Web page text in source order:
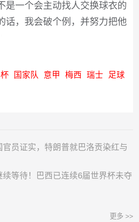
是一个会主动找人交换球衣的
话，我会破个例，并努力把他
国家队 意甲 梅西 瑞士 足球
官员证实，特朗普就巴洛贡染红与
续等待！巴西已连续6届世界杯未夺
更多 >>